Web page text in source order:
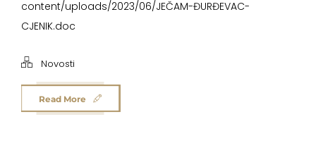
content/uploads/2023/06/JEČAM-ĐURĐEVAC-
CJENIK.doc
Novosti
Read More